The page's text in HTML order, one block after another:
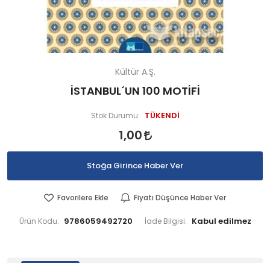
Kültür A.Ş.
İSTANBUL´UN 100 MOTİFİ
Stok Durumu: TÜKENDİ
1,00
Stoğa Girince Haber Ver
Favorilere Ekle Fiyatı Düşünce Haber Ver
Ürün Kodu: 9786059492720 İade Bilgisi: